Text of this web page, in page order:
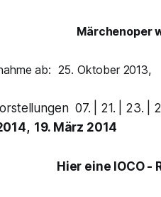
Märchenoper
ab: 25. Oktober 2013,
07. | 21. | 23. |
19. März 2014
Hier eine IOCO -